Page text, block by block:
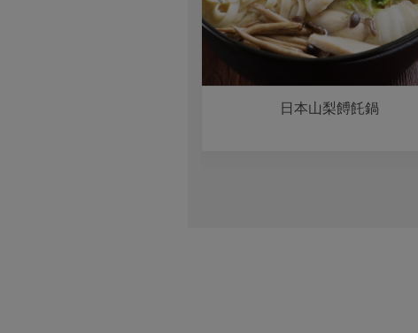
日本山梨餺飥鍋